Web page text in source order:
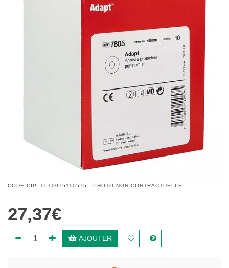
CODE CIP: 0610075110575 PHOTO NON CONTRACTUELLE
27,37€
AJOUTER